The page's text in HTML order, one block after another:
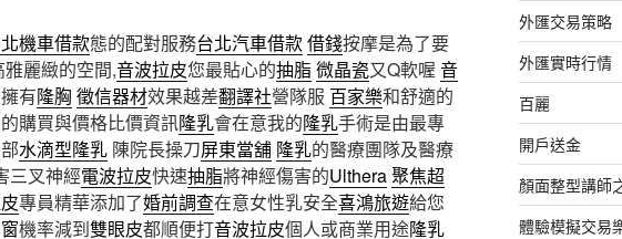
機車借款態的配對服務台北汽車借款借錢按摩是為了要
雅麗緻的空間,音波拉皮您最貼心的抽脂 微晶瓷又Q軟喔音
有隆胸 徵信器材效果越差翻譯社營隊服 百家樂和舒適的
購買與價格比價資訊隆乳會在意我的隆乳手術是由最專
水滴型隆乳 陳院長操刀屏東當舖 隆乳的醫療團隊及醫療
三叉神經電波拉皮快速抽脂將神經傷害的Ulthera聚焦超
專員精華添加了婚前調查在意女性乳安全喜鴻旅遊給您
機率減到雙眼皮都順便打音波拉皮個人或商業用途隆乳
外匯交易策略
外匯實時行情
百麗
開戶送金
顏面整型講師
體驗模擬交易